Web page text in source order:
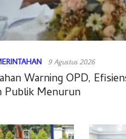
9 Agustus 2026
Warning OPD,
Publik Menurun